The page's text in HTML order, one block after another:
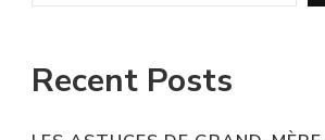
Recent Posts